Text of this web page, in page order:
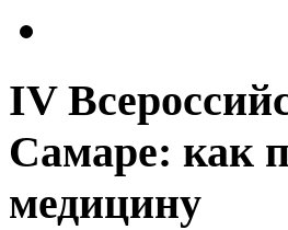
IV
Самаре: как
медицину